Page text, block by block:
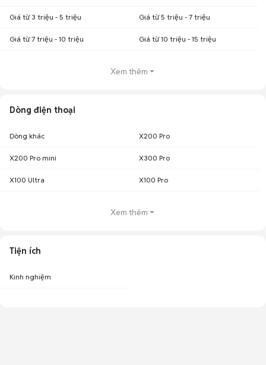
Giá từ 3 triệu - 5 triệu Giá từ 5 triệu - 7 triệu
Giá từ 7 triệu - 10 triệu Giá từ 10 triệu - 15 triệu
Xem thêm
Dòng điện thoại
Dòng khác X200 Pro
X200 Pro mini X300 Pro
X100 Ultra X100 Pro
Xem thêm
Tiện ích
Kinh nghiệm